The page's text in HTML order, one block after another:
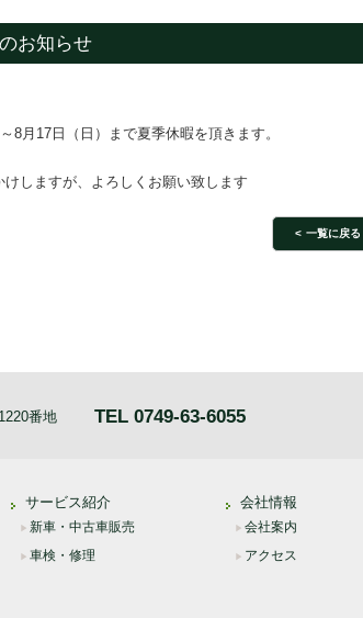
お知らせ
8月17日（日）まで夏季休暇を頂きます。
けしますが、よろしくお願い致します
一覧に戻る
番地 TEL 0749-63-6055
サービス紹介
新車・中古車販売
車検・修理
会社情報
会社案内
アクセス